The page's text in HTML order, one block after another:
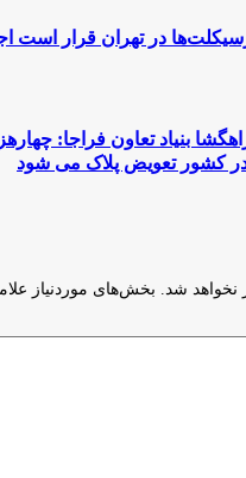
در تهران قرار است
بنیاد تعاون فراجا:
کشور تعویض پلاک می شود
نخواهد شد.
بخش‌های موردنیاز